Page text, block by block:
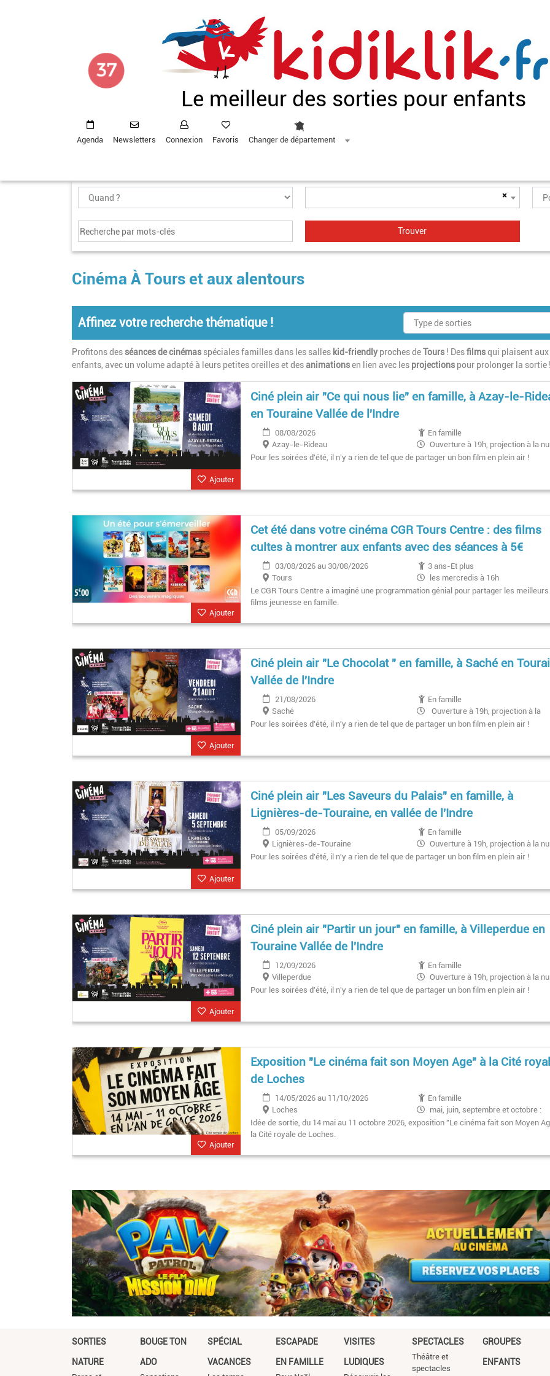
Le meilleur des sorties pour enfants
Agenda Newsletters Connexion Favoris Changer de département
×
Cinéma À Tours et aux alentours
Affinez votre recherche thématique !
Profitons desséances de cinémas spéciales familles dans les salles kid-friendlyproches deTours ! Desfilmsqui plaisent aux
enfants, avec un volume adapté à leurs petites oreilles et desanimationsen lien avec les projections pour prolonger la sortie
Ajouter
Ciné plein air "Ce qui nous lie" en famille, à Azay-le-
en Touraine Vallée de l'Indre
08/08/2026
En famille
Azay-le-Rideau
Ouverture à 19h, projection à la
tombée
Pour les soirées d'été, il n'y a rien de tel que de partager un bon film en plein air !
Ajouter
Cet été dans votre cinéma CGR Tours Centre : des films
cultes à montrer aux enfants avec des séances à 5€
03/08/2026 au 30/08/2026
3 ans-Et plus
Tours
les mercredis à 16h
les samedis à 13h30
Le CGR Tours Centre a imaginé une programmation génial pour partager les meilleurs
films jeunesse en famille.
Ajouter
Ciné plein air "Le Chocolat " en famille, à Saché en
Vallée de l'Indre
21/08/2026
En famille
Saché
Ouverture à 19h, projection à la
nuit tombée
Pour les soirées d'été, il n'y a rien de tel que de partager un bon film en plein air !
Ajouter
Ciné plein air "Les Saveurs du Palais" en famille, à
Lignières-de-Touraine, en vallée de l'Indre
05/09/2026
En famille
Lignières-de-Touraine
Ouverture à 19h, projection à la
tombée
Pour les soirées d'été, il n'y a rien de tel que de partager un bon film en plein air !
Ajouter
Ciné plein air "Partir un jour" en famille, à Villeperdue en
Touraine Vallée de l'Indre
12/09/2026
En famille
Villeperdue
Ouverture à 19h, projection à la
tombée
Pour les soirées d'été, il n'y a rien de tel que de partager un bon film en plein air !
Ajouter
Exposition "Le cinéma fait son Moyen Age" à la Cité
de Loches
14/05/2026 au 11/10/2026
En famille
Loches
mai, juin, septembre et octobre :
9h30-18h00 - juillet et août : 9h30 –
Idée de sortie, du 14 mai au 11 octobre 2026, exposition "Le cinéma fait son Moyen
la Cité royale de Loches.
SORTIES
NATURE
BOUGE TON
ADO
SPÉCIAL
VACANCES
ESCAPADE
EN FAMILLE
VISITES
LUDIQUES
SPECTACLES
Théâtre et
spectacles
GROUPES
ENFANTS